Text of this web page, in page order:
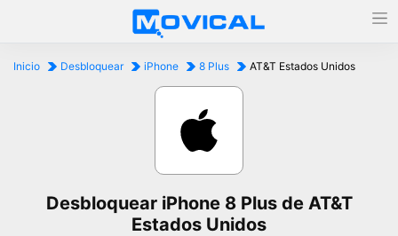
Inicio Desbloquear iPhone 8 Plus AT&T Estados Unidos
Desbloquear iPhone 8 Plus de AT&T
Estados Unidos